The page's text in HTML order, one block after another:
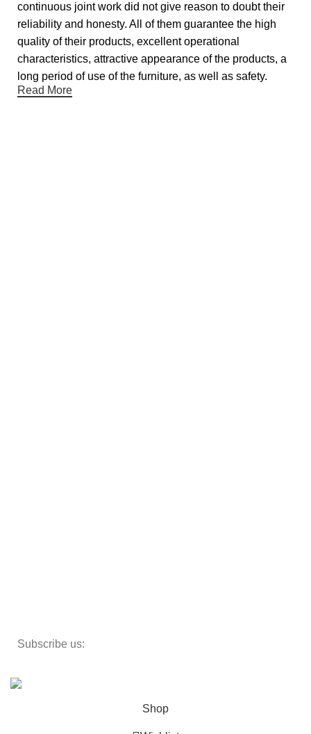
continuous joint work did not give reason to doubt their
reliability and honesty. All of them guarantee the high
quality of their products, excellent operational
characteristics, attractive appearance of the products, a
long period of use of the furniture, as well as safety.
Read More
Subscribe us:
Shop